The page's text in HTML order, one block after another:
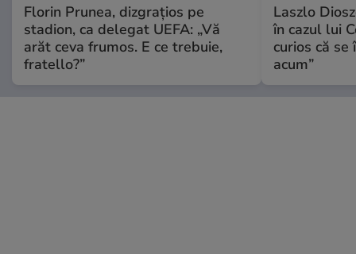
Florin Prunea, dizgrațios pe
stadion, ca delegat UEFA: „Vă
arăt ceva frumos. E ce trebuie,
fratello?”
Laszlo
în cazul lui
curios că
acum”